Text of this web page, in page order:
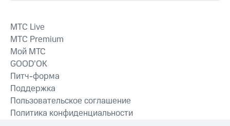
MTС Live
MTС Premium
Мой МТС
GOOD’OK
Питч-форма
Поддержка
Пользовательское соглашение
Политика конфиденциальности